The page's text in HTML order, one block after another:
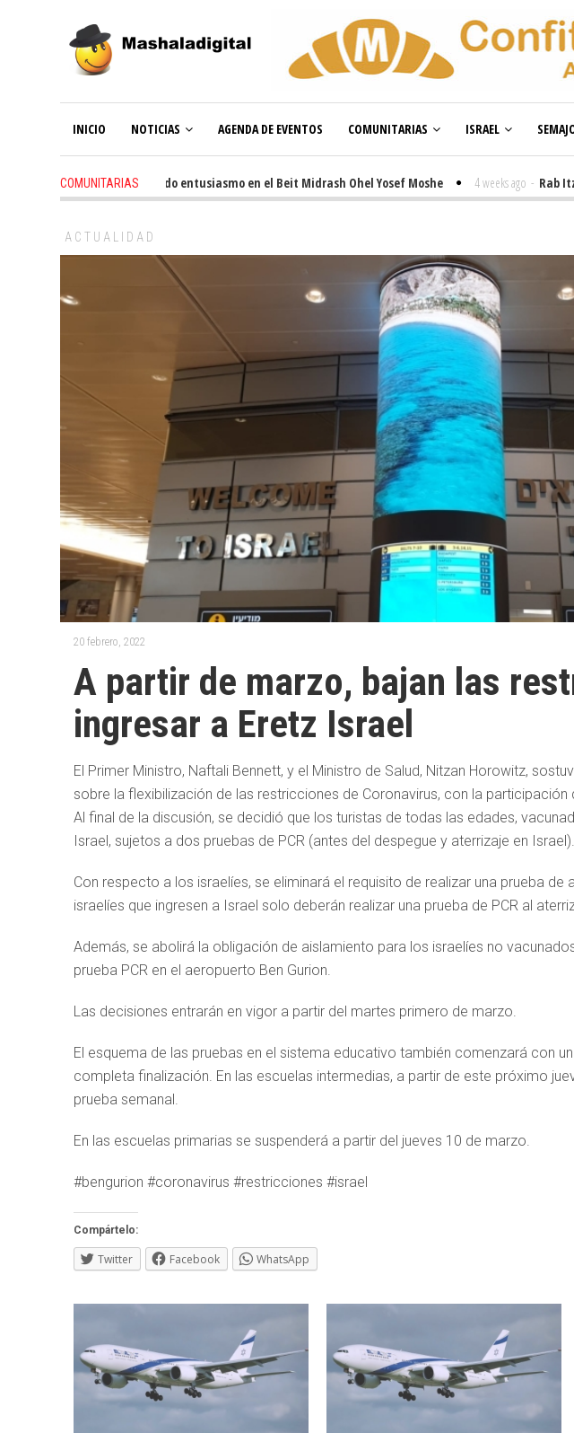
INICIO NOTICIAS AGENDA DE EVENTOS COMUNITARIAS ISRAEL
COMUNITARIAS
3 weeks ago - Renovado entusiasmo en el Beit Midrash Ohel Yosef Moshe 4 weeks ago - Rab Itzjak
ACTUALIDAD
20 febrero, 2022
A partir de marzo, bajan las
ingresar a Eretz Israel
El Primer Ministro, Naftali Bennett, y el Ministro de Salud, Nitzan Horowitz,
sobre la flexibilización de las restricciones de Coronavirus, con la participación
Al final de la discusión, se decidió que los turistas de todas las edades,
Israel, sujetos a dos pruebas de PCR (antes del despegue y aterrizaje en Israel).
Con respecto a los israelíes, se eliminará el requisito de realizar una prueba
israelíes que ingresen a Israel solo deberán realizar una prueba de PCR al
Además, se abolirá la obligación de aislamiento para los israelíes no
prueba PCR en el aeropuerto Ben Gurion.
Las decisiones entrarán en vigor a partir del martes primero de marzo.
El esquema de las pruebas en el sistema educativo también comenzará con
completa finalización. En las escuelas intermedias, a partir de este próximo
prueba semanal.
En las escuelas primarias se suspenderá a partir del jueves 10 de marzo.
#bengurion #coronavirus #restricciones #israel
Compártelo:
Twitter Facebook WhatsApp